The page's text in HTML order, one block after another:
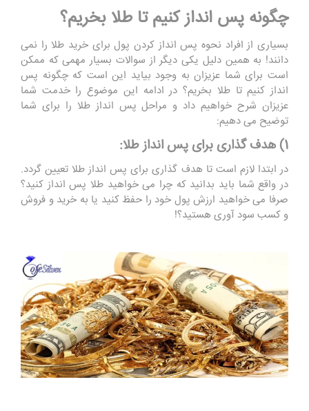
چگونه پس انداز کنیم تا طلا بخریم؟
بسیاری از افراد نحوه پس انداز کردن پول برای خرید طلا را نمی
دانند! به همین دلیل یکی دیگر از سوالات بسیار مهمی که ممکن
است برای شما عزیزان به وجود بیاید این است که چگونه پس
انداز کنیم تا طلا بخریم؟ در ادامه این موضوع را خدمت شما
عزیزان شرح خواهیم داد و مراحل پس انداز طلا را برای شما
توضیح می دهیم:
1) هدف گذاری برای پس انداز طلا:
در ابتدا لازم است تا هدف گذاری برای پس انداز طلا تعیین گردد.
در واقع شما باید بدانید که چرا می خواهید طلا پس انداز کنید؟
صرفا می ‌خواهید ارزش پول خود را حفظ کنید یا به خرید و فروش
و کسب سود آوری هستید؟!